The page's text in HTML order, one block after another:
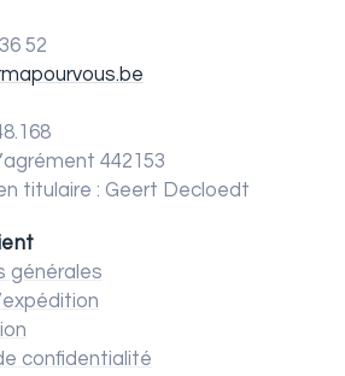
52
442153
titulaire : Geert Decloedt
générales
confidentialité